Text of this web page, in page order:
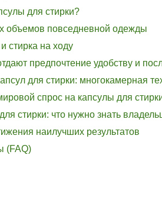
для стирки?
объемов повседневной одежды
стирка на ходу
предпочтение удобству и
для стирки: многокамерная
спрос на капсулы для
стирки: что нужно знать
наилучших результатов
(FAQ)